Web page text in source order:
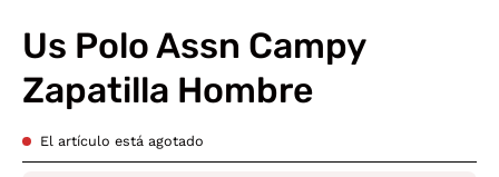
Us Polo Assn Campy
Zapatilla Hombre
El artículo está agotado